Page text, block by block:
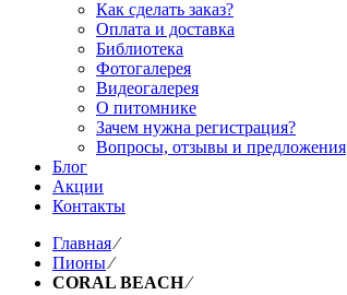
Как сделать заказ?
Оплата и доставка
Библиотека
Фотогалерея
Видеогалерея
О питомнике
Зачем нужна регистрация?
Вопросы, отзывы и предложения
Блог
Акции
Контакты
Главная⁄
Пионы⁄
CORAL BEACH⁄